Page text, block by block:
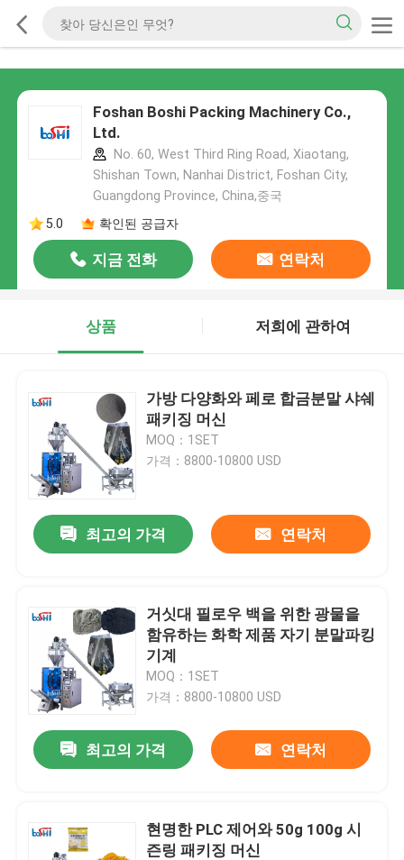
Foshan Boshi Packing Machinery Co.,
Ltd.
No. 60, West Third Ring Road, Xiaotang,
Shishan Town, Nanhai District, Foshan City,
Guangdong Province, China,중국
5.0
확인된 공급자
지금 전화 연락처
상품 저희에 관하여
가방 다양화와 페로 합금분말 샤쉐
패키징 머신
MOQ：1SET
가격：8800-10800 USD
최고의 가격 연락처
거싯대 필로우 백을 위한 광물을
함유하는 화학 제품 자기 분말파킹
기계
MOQ：1SET
가격：8800-10800 USD
최고의 가격 연락처
현명한 PLC 제어와 50g 100g 시
즌링 패키징 머신